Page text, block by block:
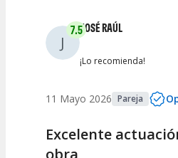
J
7.5JOSÉ RAÚL
¡Lo recomienda!
11 Mayo 2026 Pareja
Excelente
obra